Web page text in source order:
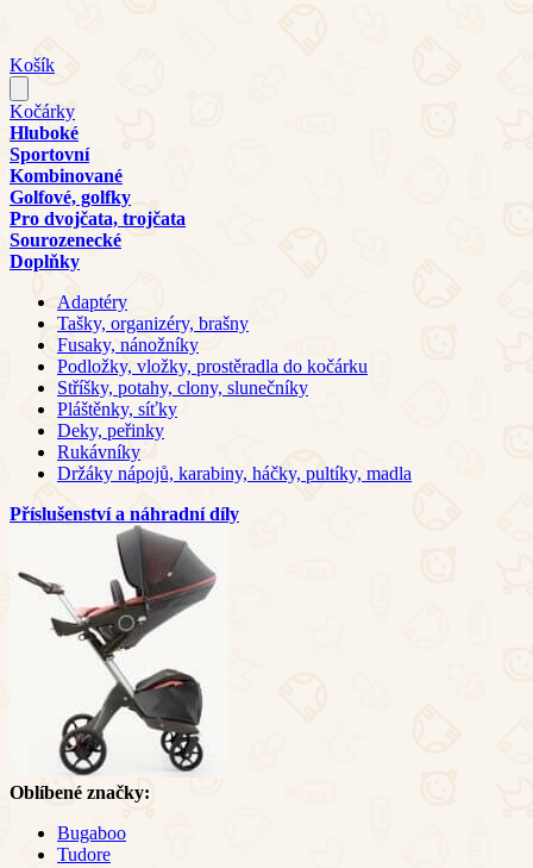
Košík
Kočárky
Hluboké
Sportovní
Kombinované
Golfové, golfky
Pro dvojčata, trojčata
Sourozenecké
Doplňky
Adaptéry
Tašky, organizéry, brašny
Fusaky, nánožníky
Podložky, vložky, prostěradla do kočárku
Stříšky, potahy, clony, slunečníky
Pláštěnky, síťky
Deky, peřinky
Rukávníky
Držáky nápojů, karabiny, háčky, pultíky, madla
Příslušenství a náhradní díly
Oblíbené značky:
Bugaboo
Tudore